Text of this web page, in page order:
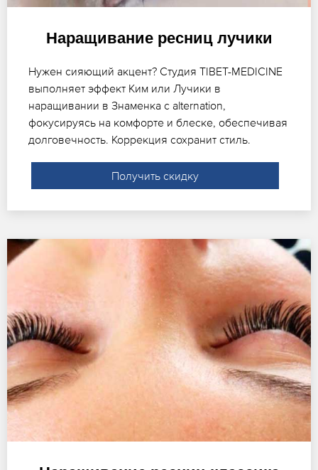
Наращивание ресниц лучики
Нужен сияющий акцент? Студия TIBET-MEDICINE
выполняет эффект Ким или Лучики в
наращивании в Знаменка с alternation,
фокусируясь на комфорте и блеске, обеспечивая
долговечность. Коррекция сохранит стиль.
Получить скидку